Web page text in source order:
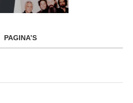
PAGINA’S